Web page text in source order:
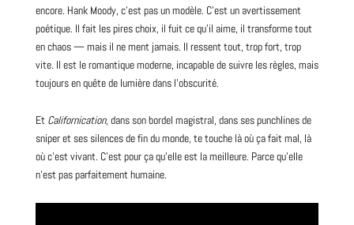
encore. Hank Moody, c’est pas un modèle. C’est un avertissement
poétique. Il fait les pires choix, il fuit ce qu’il aime, il transforme tout
en chaos — mais il ne ment jamais. Il ressent tout, trop fort, trop
vite. Il est le romantique moderne, incapable de suivre les règles, mais
toujours en quête de lumière dans l’obscurité.
Et Californication, dans son bordel magistral, dans ses punchlines de
sniper et ses silences de fin du monde, te touche là où ça fait mal, là
où c’est vivant. C’est pour ça qu’elle est la meilleure. Parce qu’elle
n’est pas parfaitement humaine.